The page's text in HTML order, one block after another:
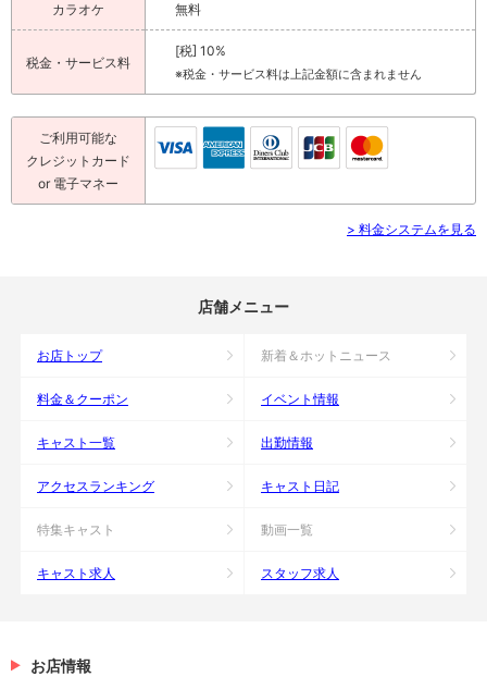
カラオケ 無料
税金・サービス料
[税] 10%
※税金・サービス料は上記金額に含まれません
ご利用可能な
クレジットカード
or 電子マネー
> 料金システムを見る
店舗メニュー
お店トップ 新着＆ホットニュース
料金＆クーポン イベント情報
キャスト一覧 出勤情報
アクセスランキング キャスト日記
特集キャスト 動画一覧
キャスト求人 スタッフ求人
お店情報